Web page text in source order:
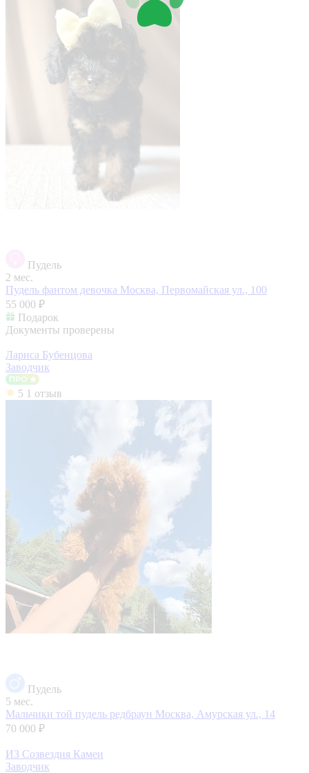
Пудель
2 мес.
Пудель фантом девочка Москва, Первомайская ул., 100
55 000 ₽
Подарок
Документы проверены
Лариса Бубенцова
Заводчик
5 1 отзыв
Пудель
5 мес.
Мальчики той пудель редбраун Москва, Амурская ул., 14
70 000 ₽
ИЗ Созвездия Камеи
Заводчик